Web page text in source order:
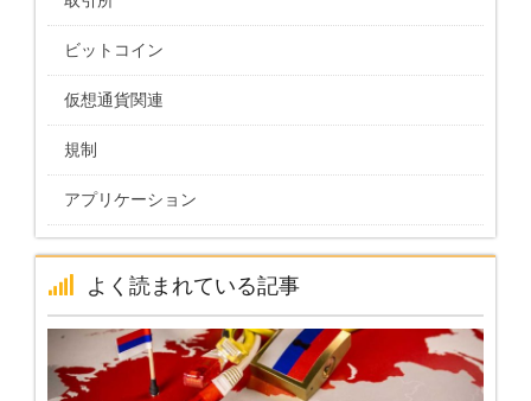
ビットコイン
仮想通貨関連
規制
アプリケーション
よく読まれている記事